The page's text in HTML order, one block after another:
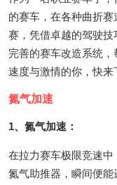
的赛车，在各种曲折
赛，凭借卓越的驾驶
完善的赛车改造系统
速度与激情的你，快来
氮气加速
1、氮气加速：
在拉力赛车极限竞速
氮气助推器，瞬间便